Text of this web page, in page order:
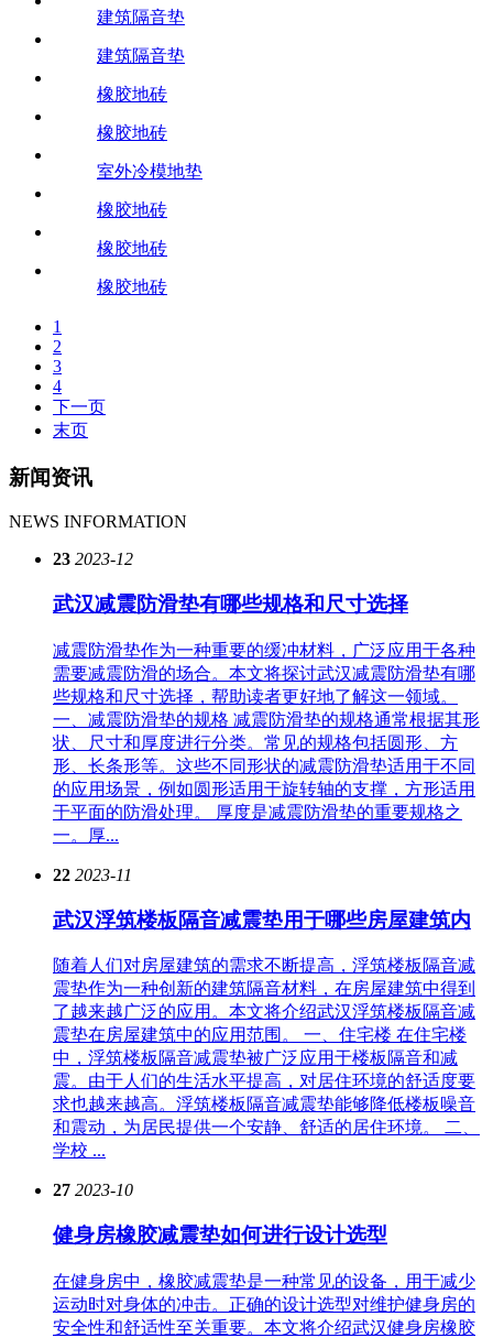
建筑隔音垫
建筑隔音垫
橡胶地砖
橡胶地砖
室外冷模地垫
橡胶地砖
橡胶地砖
橡胶地砖
1
2
3
4
下一页
末页
新闻资讯
NEWS INFORMATION
23 2023-12
武汉减震防滑垫有哪些规格和尺寸选择
减震防滑垫作为一种重要的缓冲材料，广泛应用于各种
需要减震防滑的场合。本文将探讨武汉减震防滑垫有哪
些规格和尺寸选择，帮助读者更好地了解这一领域。
一、减震防滑垫的规格 减震防滑垫的规格通常根据其形
状、尺寸和厚度进行分类。常见的规格包括圆形、方
形、长条形等。这些不同形状的减震防滑垫适用于不同
的应用场景，例如圆形适用于旋转轴的支撑，方形适用
于平面的防滑处理。 厚度是减震防滑垫的重要规格之
一。厚...
22 2023-11
武汉浮筑楼板隔音减震垫用于哪些房屋建筑内
随着人们对房屋建筑的需求不断提高，浮筑楼板隔音减
震垫作为一种创新的建筑隔音材料，在房屋建筑中得到
了越来越广泛的应用。本文将介绍武汉浮筑楼板隔音减
震垫在房屋建筑中的应用范围。 一、住宅楼 在住宅楼
中，浮筑楼板隔音减震垫被广泛应用于楼板隔音和减
震。由于人们的生活水平提高，对居住环境的舒适度要
求也越来越高。浮筑楼板隔音减震垫能够降低楼板噪音
和震动，为居民提供一个安静、舒适的居住环境。 二、
学校 ...
27 2023-10
健身房橡胶减震垫如何进行设计选型
在健身房中，橡胶减震垫是一种常见的设备，用于减少
运动时对身体的冲击。正确的设计选型对维护健身房的
安全性和舒适性至关重要。本文将介绍武汉健身房橡胶